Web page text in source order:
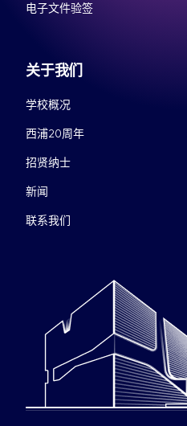
电子文件验签
关于我们
学校概况
西浦20周年
招贤纳士
新闻
联系我们